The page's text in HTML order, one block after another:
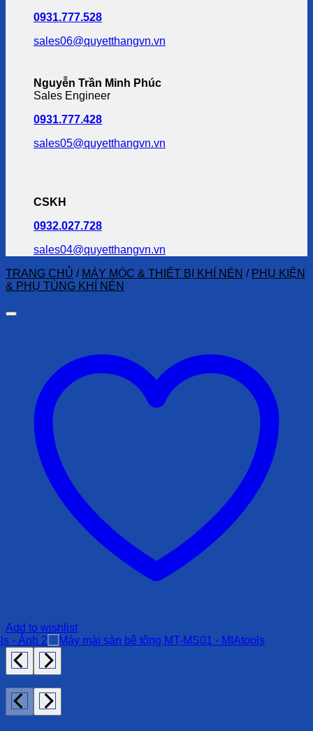
0931.777.528
sales06@quyetthangvn.vn
Nguyễn Trần Minh Phúc
Sales Engineer
0931.777.428
sales05@quyetthangvn.vn
CSKH
0932.027.728
sales04@quyetthangvn.vn
TRANG CHỦ / MÁY MÓC & THIẾT BỊ KHÍ NÉN / PHỤ KIỆN
& PHỤ TÙNG KHÍ NÉN
Add to wishlist